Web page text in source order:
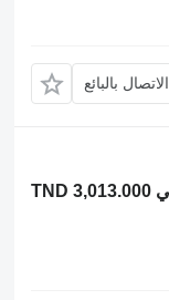
الاتصال بالبائع
TND 3,013.000